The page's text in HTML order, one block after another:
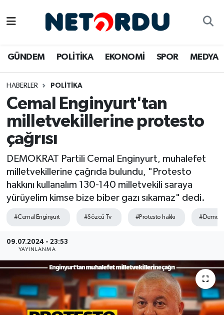
GÜNDEM POLİTİKA EKONOMİ SPOR MEDYA
HABERLER POLİTİKA
Cemal Enginyurt'tan
milletvekillerine protesto
çağrısı
DEMOKRAT Partili Cemal Enginyurt, muhalefet
milletvekillerine çağrıda bulundu, "Protesto
hakkını kullanalım 130-140 milletvekili saraya
yürüyelim kimse bize biber gazı sıkamaz" dedi.
#Cemal Enginyurt #Sözcü Tv #Protesto hakkı
09.07.2024 - 23:53
YAYINLANMA
DÜNYA
EĞİTİM
EKONOMİ
İNSAN
KADIN
KULTUR-SANAT
MAGAZİN
Namaz Vakitleri
Trafik Durumu
Süper Lig Puan Durumu ve Fikstür
Haber Arşivi